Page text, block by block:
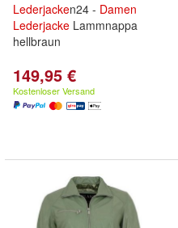
Lederjacken24 - Damen
Lederjacke Lammnappa
hellbraun
149,95 €
Kostenloser Versand